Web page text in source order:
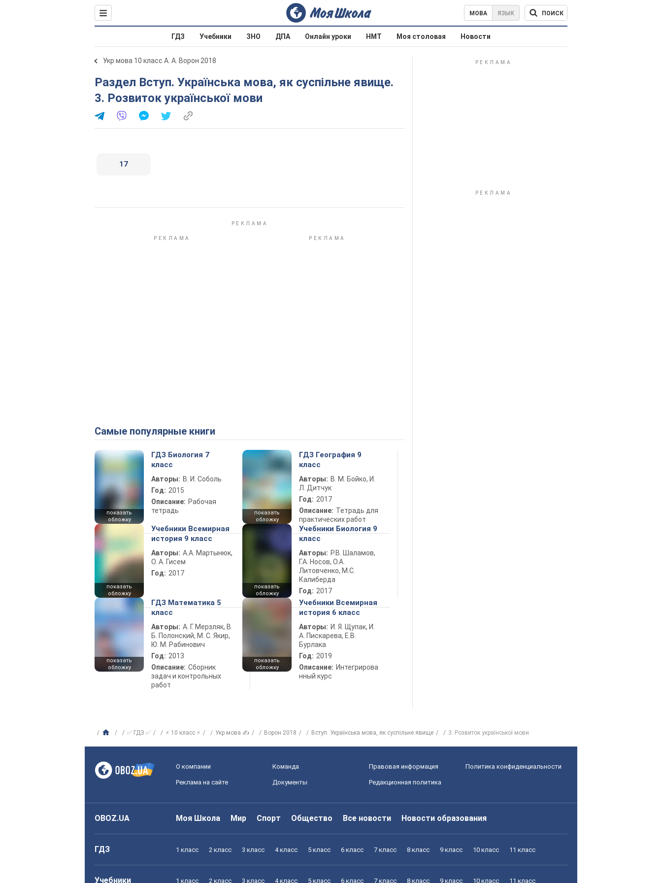
МОВА ЯЗЫК ПОИСК
ГДЗ Учебники ЗНО ДПА Онлайн уроки НМТ Моя столовая Новости
Укр мова 10 класс А. А. Ворон 2018
Раздел Вступ. Українська мова, як суспільне явище.
3. Розвиток української мови
17
Самые популярные книги
показать
обложку
ГДЗ Биология 7
класс
Авторы: В. И. Соболь
Год: 2015
Описание: Рабочая
тетрадь
показать
обложку
ГДЗ География 9
класс
Авторы: В. М. Бойко, И.
Л. Дитчук
Год: 2017
Описание: Тетрадь для
практических работ
показать
обложку
Учебники Всемирная
история 9 класс
Авторы: А.А. Мартынюк,
О. А. Гисем
Год: 2017
показать
обложку
Учебники Биология 9
класс
Авторы: Р.В. Шаламов,
Г.А. Носов, О.А.
Литовченко, М.С.
Калиберда
Год: 2017
показать
обложку
ГДЗ Математика 5
класс
Авторы: А. Г. Мерзляк, В.
Б. Полонский, М. С. Якир,
Ю. М. Рабинович
Год: 2013
Описание: Сборник
задач и контрольных
работ
показать
обложку
Учебники Всемирная
история 6 класс
Авторы: И. Я. Щупак, И.
А. Пискарева, Е.В.
Бурлака
Год: 2019
Описание: Интегрирова
нный курс
✅ ГДЗ ✅ ⚡ 10 класс ⚡ Укр мова ✍ Ворон 2018 Вступ. Українська мова, як суспільне явище 3. Розвиток української мови
О компании Команда Правовая информация Политика конфиденциальности
Реклама на сайте Документы Редакционная политика
OBOZ.UA Моя Школа Мир Спорт Общество Все новости Новости образования
ГДЗ 1 класс 2 класс 3 класс 4 класс 5 класс 6 класс 7 класс 8 класс 9 класс 10 класс 11 класс
Учебники 1 класс 2 класс 3 класс 4 класс 5 класс 6 класс 7 класс 8 класс 9 класс 10 класс 11 класс